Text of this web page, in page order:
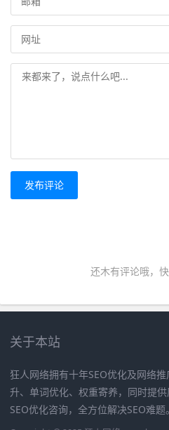
发布评论
还木有评论哦，
关于本站
狂人网络拥有十年SEO优化及网络
升、单词优化、权重寄养，同时提
SEO优化咨询，全方位解决SEO难题。